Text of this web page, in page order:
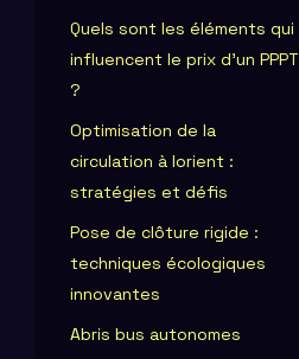
Quels sont les éléments qui
influencent le prix d’un PPPT
?
Optimisation de la
circulation à lorient :
stratégies et défis
Pose de clôture rigide :
techniques écologiques
innovantes
Abris bus autonomes